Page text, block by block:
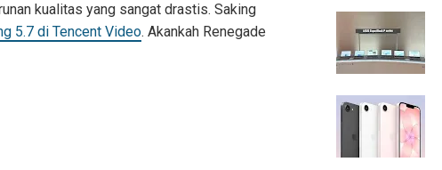
kualitas yang sangat drastis. Saking
5.7 di Tencent Video. Akankah Renegade